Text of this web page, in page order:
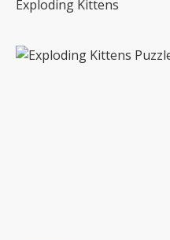
Exploding Kittens
Bildergalerie